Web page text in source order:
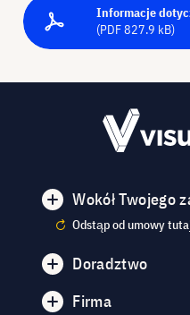
Informacje
(PDF 827.9 kB)
Wokół Twojego
Odstąp od umowy
Doradztwo
Firma